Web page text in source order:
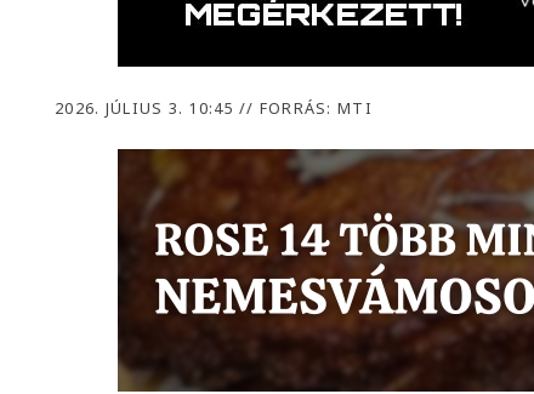
2026. JÚLIUS 3. 10:45// FORRÁS: MTI